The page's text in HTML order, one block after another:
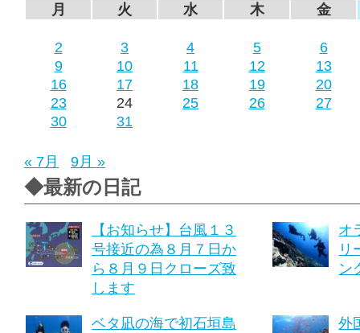
月
火 水 木 金
2 3 4 5
6
9
10 11 12
13
16
17 18 19
20
23
24 25 26
27
30
31
« 7月 9月 »
◆最新の日記
【お知らせ】台風１３
号接近の為８月７日か
ら８月９日クローズ致
します
オ
リ
ン
ベタ凪の海で初石垣島
外